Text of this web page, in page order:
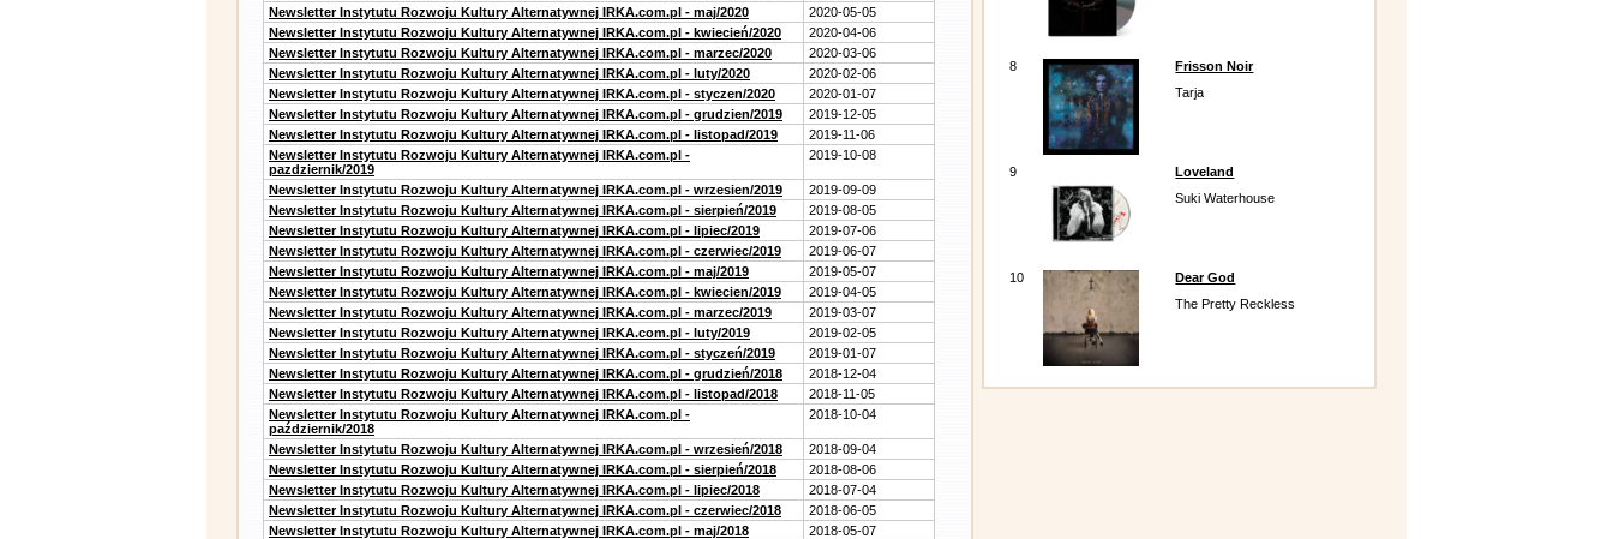
Newsletter Instytutu Rozwoju Kultury Alternatywnej IRKA.com.pl - maj/2020
2020-05-05
Newsletter Instytutu Rozwoju Kultury Alternatywnej IRKA.com.pl - kwiecień/2020
2020-04-06
Newsletter Instytutu Rozwoju Kultury Alternatywnej IRKA.com.pl - marzec/2020
2020-03-06
Newsletter Instytutu Rozwoju Kultury Alternatywnej IRKA.com.pl - luty/2020
2020-02-06
Newsletter Instytutu Rozwoju Kultury Alternatywnej IRKA.com.pl - styczen/2020
2020-01-07
Newsletter Instytutu Rozwoju Kultury Alternatywnej IRKA.com.pl - grudzien/2019
2019-12-05
Newsletter Instytutu Rozwoju Kultury Alternatywnej IRKA.com.pl - listopad/2019
2019-11-06
Newsletter Instytutu Rozwoju Kultury Alternatywnej IRKA.com.pl -
pazdziernik/2019
2019-10-08
Newsletter Instytutu Rozwoju Kultury Alternatywnej IRKA.com.pl - wrzesien/2019
2019-09-09
Newsletter Instytutu Rozwoju Kultury Alternatywnej IRKA.com.pl - sierpień/2019
2019-08-05
Newsletter Instytutu Rozwoju Kultury Alternatywnej IRKA.com.pl - lipiec/2019
2019-07-06
Newsletter Instytutu Rozwoju Kultury Alternatywnej IRKA.com.pl - czerwiec/2019
2019-06-07
Newsletter Instytutu Rozwoju Kultury Alternatywnej IRKA.com.pl - maj/2019
2019-05-07
Newsletter Instytutu Rozwoju Kultury Alternatywnej IRKA.com.pl - kwiecien/2019
2019-04-05
Newsletter Instytutu Rozwoju Kultury Alternatywnej IRKA.com.pl - marzec/2019
2019-03-07
Newsletter Instytutu Rozwoju Kultury Alternatywnej IRKA.com.pl - luty/2019
2019-02-05
Newsletter Instytutu Rozwoju Kultury Alternatywnej IRKA.com.pl - styczeń/2019
2019-01-07
Newsletter Instytutu Rozwoju Kultury Alternatywnej IRKA.com.pl - grudzień/2018
2018-12-04
Newsletter Instytutu Rozwoju Kultury Alternatywnej IRKA.com.pl - listopad/2018
2018-11-05
Newsletter Instytutu Rozwoju Kultury Alternatywnej IRKA.com.pl -
październik/2018
2018-10-04
Newsletter Instytutu Rozwoju Kultury Alternatywnej IRKA.com.pl - wrzesień/2018
2018-09-04
Newsletter Instytutu Rozwoju Kultury Alternatywnej IRKA.com.pl - sierpień/2018
2018-08-06
Newsletter Instytutu Rozwoju Kultury Alternatywnej IRKA.com.pl - lipiec/2018
2018-07-04
Newsletter Instytutu Rozwoju Kultury Alternatywnej IRKA.com.pl - czerwiec/2018
2018-06-05
Newsletter Instytutu Rozwoju Kultury Alternatywnej IRKA.com.pl - maj/2018
2018-05-07
8
Frisson Noir
Tarja
9
Loveland
Suki Waterhouse
10
Dear God
The Pretty Reckless